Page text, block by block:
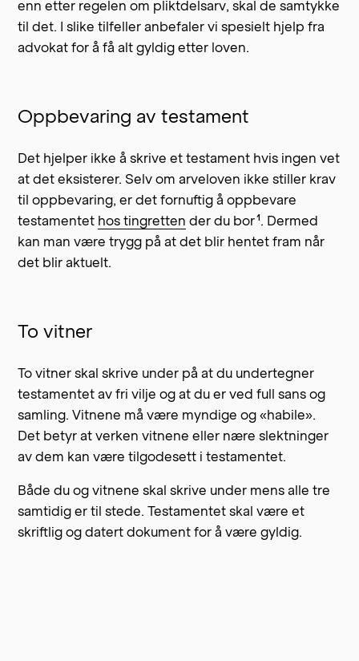
enn etter regelen om pliktdelsarv, skal de samtykke
til det. I slike tilfeller anbefaler vi spesielt hjelp fra
advokat for å få alt gyldig etter loven.
Oppbevaring av testament
Det hjelper ikke å skrive et testament hvis ingen vet
at det eksisterer. Selv om arveloven ikke stiller krav
til oppbevaring, er det fornuftig å oppbevare
testamentet hos tingretten der du bor1. Dermed
kan man være trygg på at det blir hentet fram når
det blir aktuelt.
To vitner
To vitner skal skrive under på at du undertegner
testamentet av fri vilje og at du er ved full sans og
samling. Vitnene må være myndige og «habile».
Det betyr at verken vitnene eller nære slektninger
av dem kan være tilgodesett i testamentet.
Både du og vitnene skal skrive under mens alle tre
samtidig er til stede. Testamentet skal være et
skriftlig og datert dokument for å være gyldig.